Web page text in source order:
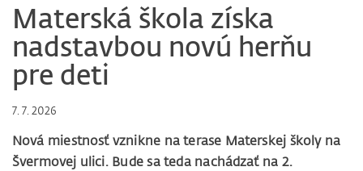
Materská škola získa
nadstavbou novú herňu
pre deti
7. 7. 2026
Nová miestnosť vznikne na terase Materskej školy na
Švermovej ulici. Bude sa teda nachádzať na 2.